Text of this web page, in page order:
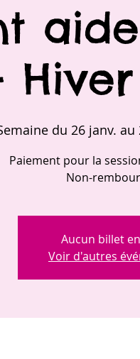
du 26 janv. au
Paiement pour la
Non-
Aucun billet
Voir d'autres